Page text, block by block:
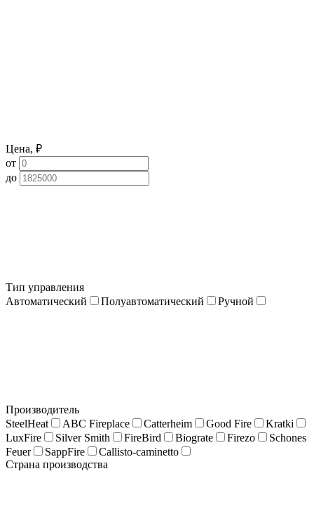
Цена, ₽
от
до
Тип управления
Автоматический
Полуавтоматический Ручной
Производитель
SteelHeat
ABC Fireplace Catterheim Good Fire
Kratki
LuxFire
Silver Smith FireBird Biograte Firezo
Schones
Feuer
SappFire
Callisto-caminetto
Страна производства